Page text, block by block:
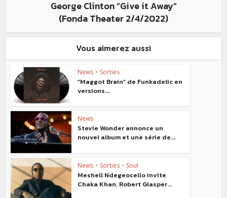
George Clinton “Give it Away”
(Fonda Theater 2/4/2022)
Vous aimerez aussi
News • Sorties
“Maggot Brain” de Funkadelic en
versions...
News
Stevie Wonder annonce un
nouvel album et une série de...
News • Sorties • Soul
Meshell Ndegeocello invite
Chaka Khan, Robert Glasper...